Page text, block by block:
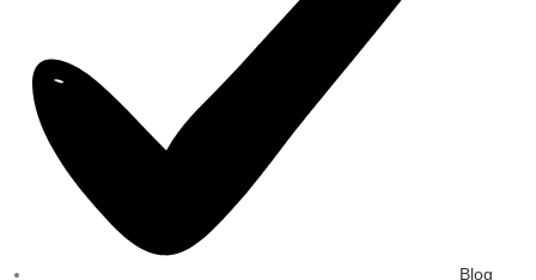
Blog